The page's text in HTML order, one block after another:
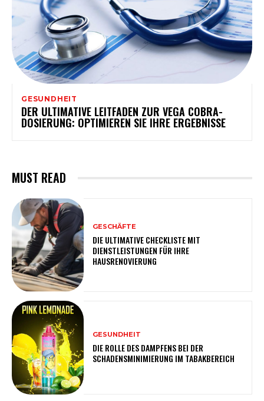
GESUNDHEIT
DER ULTIMATIVE LEITFADEN ZUR VEGA COBRA-
DOSIERUNG: OPTIMIEREN SIE IHRE ERGEBNISSE
MUST READ
GESCHÄFTE
DIE ULTIMATIVE CHECKLISTE MIT
DIENSTLEISTUNGEN FÜR IHRE
HAUSRENOVIERUNG
GESUNDHEIT
DIE ROLLE DES DAMPFENS BEI DER
SCHADENSMINIMIERUNG IM TABAKBEREICH